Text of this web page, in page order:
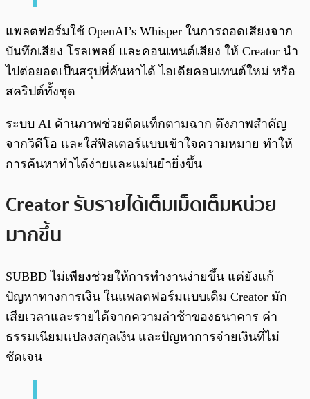
แพลตฟอร์มใช้ OpenAI’s Whisper ในการถอดเสียงจาก
บันทึกเสียง โรลเพลย์ และคอนเทนต์เสียง ให้ Creator นำ
ไปต่อยอดเป็นสรุปที่ค้นหาได้ ไอเดียคอนเทนต์ใหม่ หรือ
สคริปต์ทั้งชุด
ระบบ AI ด้านภาพช่วยติดแท็กตามฉาก ดึงภาพสำคัญ
จากวิดีโอ และใส่ฟิลเตอร์แบบเข้าใจความหมาย ทำให้
การค้นหาทำได้ง่ายและแม่นยำยิ่งขึ้น
Creator รับรายได้เต็มเม็ดเต็มหน่วย
มากขึ้น
SUBBD ไม่เพียงช่วยให้การทำงานง่ายขึ้น แต่ยังแก้
ปัญหาทางการเงิน ในแพลตฟอร์มแบบเดิม Creator มัก
เสียเวลาและรายได้จากความล่าช้าของธนาคาร ค่า
ธรรมเนียมแปลงสกุลเงิน และปัญหาการจ่ายเงินที่ไม่
ชัดเจน